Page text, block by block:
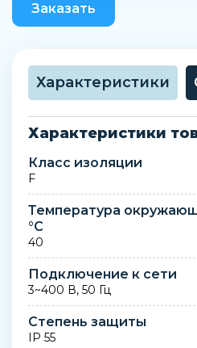
Заказать
Характеристики
Характеристики
Класс изоляции
F
Температура
°C
40
Подключение к сети
3~400 В, 50 Гц
Степень защиты
IP 55